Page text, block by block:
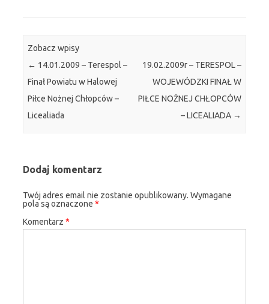
Zobacz wpisy
← 14.01.2009 – Terespol –
Finał Powiatu w Halowej
Piłce Nożnej Chłopców –
Licealiada
19.02.2009r – TERESPOL –
WOJEWÓDZKI FINAŁ W
PIŁCE NOŻNEJ CHŁOPCÓW
– LICEALIADA →
Dodaj komentarz
Twój adres email nie zostanie opublikowany. Wymagane
pola są oznaczone *
Komentarz *